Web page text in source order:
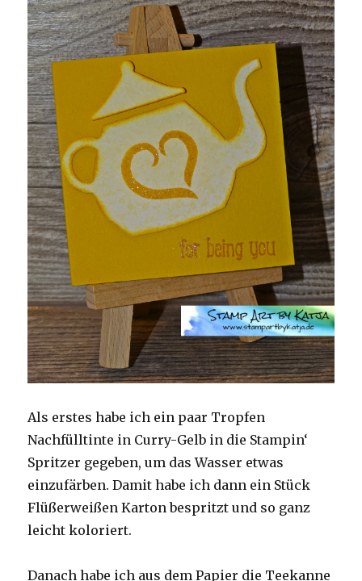
Als erstes habe ich ein paar Tropfen
Nachfülltinte in Curry-Gelb in die Stampin‘
Spritzer gegeben, um das Wasser etwas
einzufärben. Damit habe ich dann ein Stück
Flüßerweißen Karton bespritzt und so ganz
leicht koloriert.
Danach habe ich aus dem Papier die Teekanne